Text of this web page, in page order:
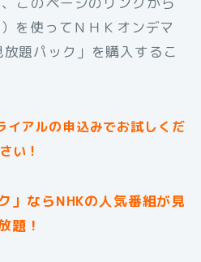
を使ってＮＨＫオンデマ
題パック」を購入するこ
イアルの申込みでお試しくだ
さい！
」ならNHKの人気番組が見
題！